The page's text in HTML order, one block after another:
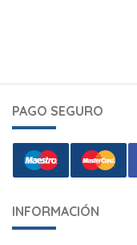
PAGO SEGURO
INFORMACIÓN